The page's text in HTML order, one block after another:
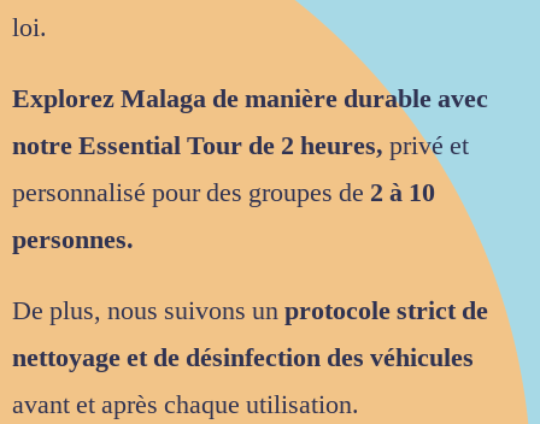
loi.
Explorez Malaga de manière durable avec
notre Essential Tour de 2 heures, privé et
personnalisé pour des groupes de 2 à 10
personnes.
De plus, nous suivons unprotocole strict de
nettoyage et de désinfection des véhicules
avant et après chaque utilisation.